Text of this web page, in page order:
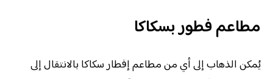
مطاعم فطور بسكاكا
يُمكن الذهاب إلى أي من مطاعم إفطار سكاكا بالانتقال إلى